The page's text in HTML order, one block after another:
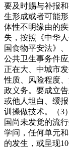
要及时赐与补报
生形成或者可能
体性不明缘由的
失，按照《中华
国食物平安法》
公共卫生事务件
正在大、中城市
性质、风险程度
政义务。要成立
或他人坦白、缓
训操做技术。（3
国尚未发觉的流
学问，任何单元
的发生，或呈现